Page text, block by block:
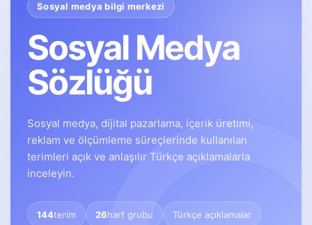
Sosyal medya bilgi merkezi
Sosyal Medya
Sözlüğü
Sosyal medya, dijital pazarlama, içerik üretimi,
reklam ve ölçümleme süreçlerinde kullanılan
terimleri açık ve anlaşılır Türkçe açıklamalarla
inceleyin.
144terim 26harf grubu Türkçe açıklamalar